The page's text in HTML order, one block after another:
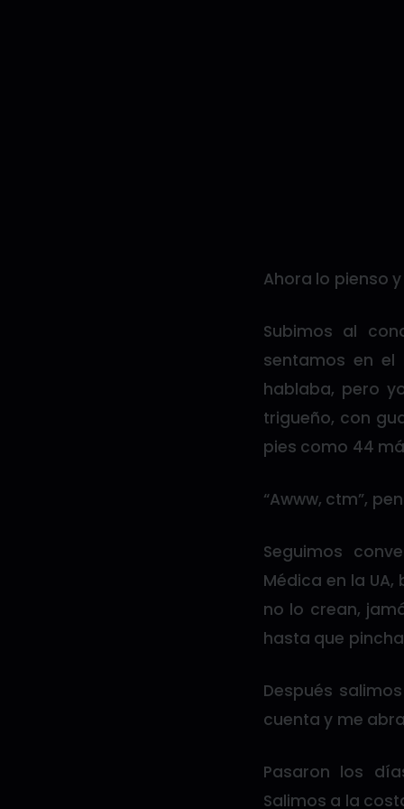
Ahora lo pienso
Subimos al
sentamos en el
hablaba, pero
trigueño, con
pies como 44
“Awww, ctm”,
Seguimos
Médica en la
no lo crean,
hasta que
Después
cuenta y me
Pasaron los
Salimos a la